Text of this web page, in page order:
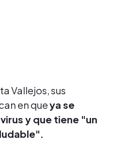
Vallejos, sus
en queya se
y que tiene "un